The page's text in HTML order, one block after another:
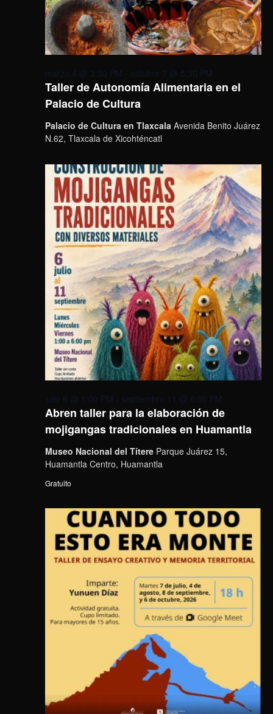
Taller de Autonomía Alimentaria en el
Palacio de Cultura
marzo 4 @ 3:30 PM - octubre 7 @ 5:30 PM
Palacio de Cultura en Tlaxcala Avenida Benito Juárez
N.62, Tlaxcala de Xicohténcatl
Abren taller para la elaboración de
mojigangas tradicionales en Huamantla
julio 6 @ 1:00 PM - septiembre 11 @ 6:00 PM
Museo Nacional del Títere Parque Juárez 15,
Huamantla Centro, Huamantla
Gratuito